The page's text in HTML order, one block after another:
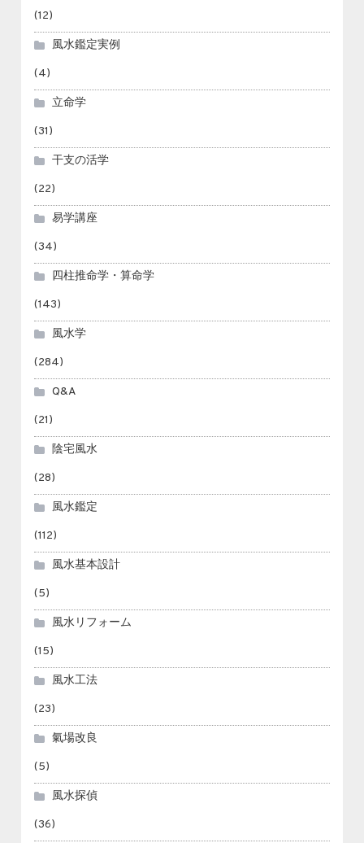
(12)
風水鑑定実例
(4)
立命学
(31)
干支の活学
(22)
易学講座
(34)
四柱推命学・算命学
(143)
風水学
(284)
Q&A
(21)
陰宅風水
(28)
風水鑑定
(112)
風水基本設計
(5)
風水リフォーム
(15)
風水工法
(23)
氣場改良
(5)
風水探偵
(36)